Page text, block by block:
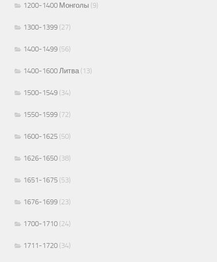
1200-1400 Монголы (9)
1300-1399 (27)
1400-1499 (56)
1400-1600 Литва(13)
1500-1549 (34)
1550-1599 (72)
1600-1625 (50)
1626-1650 (38)
1651-1675 (53)
1676-1699 (23)
1700-1710 (24)
1711-1720 (34)